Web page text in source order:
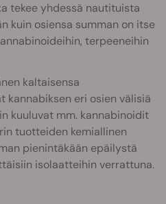
tekee yhdessä nautituista
kuin osiensa summan on itse
terpeeneihin
kaltaisensa
eri osien välisiä
kuuluvat mm. kannabinoidit
tuotteiden kemiallinen
pienintäkään epäilystä
isolaatteihin verrattuna.